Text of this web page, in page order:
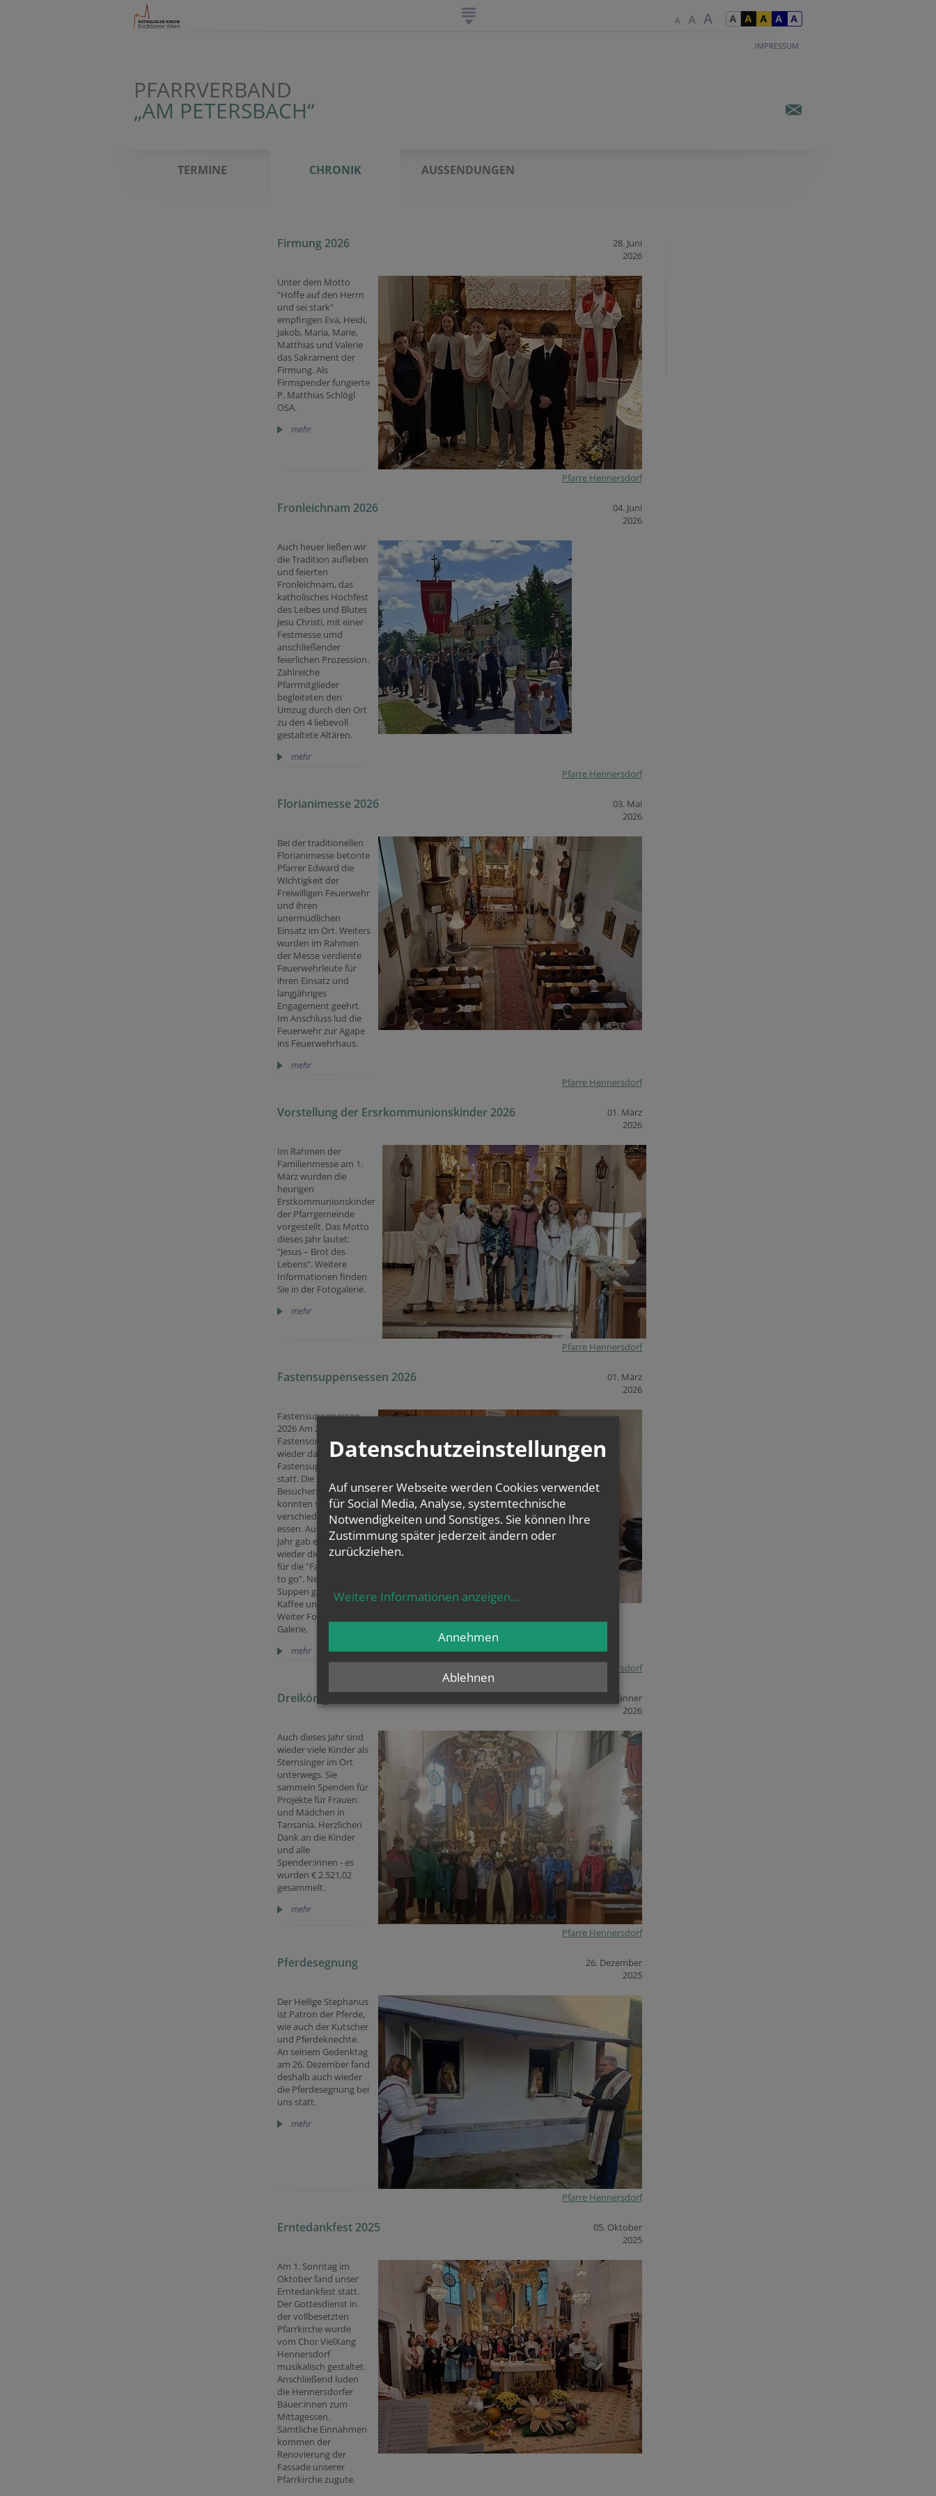
IMPRESSUM
PFARRVERBAND
„AM PETERSBACH“
TERMINE CHRONIK AUSSENDUNGEN
Firmung 2026
28. Juni
2026
Unter dem Motto
"Hoffe auf den Herrn
und sei stark"
empfingen Eva, Heidi,
Jakob, Maria, Marie,
Matthias und Valerie
das Sakrament der
Firmung. Als
Firmspender fungierte
P. Matthias Schlögl
OSA.
mehr
Pfarre Hennersdorf
Fronleichnam 2026
04. Juni
2026
Auch heuer ließen wir
die Tradition aufleben
und feierten
Fronleichnam, das
katholisches Hochfest
des Leibes und Blutes
Jesu Christi, mit einer
Festmesse umd
anschließender
feierlichen Prozession.
Zahlreiche
Pfarrmitglieder
begleiteten den
Umzug durch den Ort
zu den 4 liebevoll
gestaltete Altären.
mehr
Pfarre Hennersdorf
Florianimesse 2026
03. Mai
2026
Bei der traditionellen
Florianimesse betonte
Pfarrer Edward die
Wichtigkeit der
Freiwilligen Feuerwehr
und ihren
unermüdlichen
Einsatz im Ort. Weiters
wurden im Rahmen
der Messe verdiente
Feuerwehrleute für
ihren Einsatz und
langjähriges
Engagement geehrt.
Im Anschluss lud die
Feuerwehr zur Agape
ins Feuerwehrhaus.
mehr
Pfarre Hennersdorf
Vorstellung der Ersrkommunionskinder 2026
01. März
2026
Im Rahmen der
Familienmesse am 1.
März wurden die
heurigen
Erstkommunionskinder
der Pfarrgemeinde
vorgestellt. Das Motto
dieses Jahr lautet:
"Jesus – Brot des
Lebens". Weitere
Informationen finden
Sie in der Fotogalerie.
mehr
Pfarre Hennersdorf
Fastensuppensessen 2026
01. März
2026
Fastensuppenessen
2026 Am 2.
Fastensonntag fand
wieder das
Fastensuppenessen
statt. Die zahlreichen
Besucher:innen
konnten sich durch 7
verschiedene Suppen
essen. Auch dieses
Jahr gab es auch
wieder die Möglichkeit
für die "Fastensuppe
to go". Neben den
Suppen gab es auch
Kaffee und Kuchen.
Weiter Fotos in der
Galerie.
mehr
Pfarre Hennersdorf
Dreikönigsaktion 2026
06. Jänner
2026
Auch dieses Jahr sind
wieder viele Kinder als
Sternsinger im Ort
unterwegs. Sie
sammeln Spenden für
Projekte für Frauen
und Mädchen in
Tansania. Herzlichen
Dank an die Kinder
und alle
Spender:innen - es
wurden € 2.521,02
gesammelt.
mehr
Pfarre Hennersdorf
Pferdesegnung
26. Dezember
2025
Der Heilige Stephanus
ist Patron der Pferde,
wie auch der Kutscher
und Pferdeknechte.
An seinem Gedenktag
am 26. Dezember fand
deshalb auch wieder
die Pferdesegnung bei
uns statt.
mehr
Pfarre Hennersdorf
Erntedankfest 2025
05. Oktober
2025
Am 1. Sonntag im
Oktober fand unser
Erntedankfest statt.
Der Gottesdienst in
der vollbesetzten
Pfarrkirche wurde
vom Chor VielXang
Hennersdorf
musikalisch gestaltet.
Anschließend luden
die Hennersdorfer
Bäuer:innen zum
Mittagessen.
Sämtliche Einnahmen
kommen der
Renovierung der
Fassade unserer
Pfarrkirche zugute.
Datenschutzeinstellungen
Auf unserer Webseite werden Cookies verwendet
für Social Media, Analyse, systemtechnische
Notwendigkeiten und Sonstiges. Sie können Ihre
Zustimmung später jederzeit ändern oder
zurückziehen.
Weitere Informationen anzeigen...
Ablehnen
Annehmen